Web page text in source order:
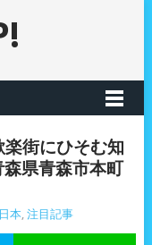
楽街にひそむ知
県青森市本町
日本, 注目記事